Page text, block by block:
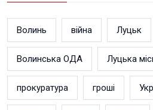
Волинь війна Луцьк
Волинська ОДА Луцька
прокуратура гроші